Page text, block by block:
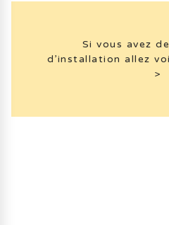
Si vous avez
d’installation allez
>